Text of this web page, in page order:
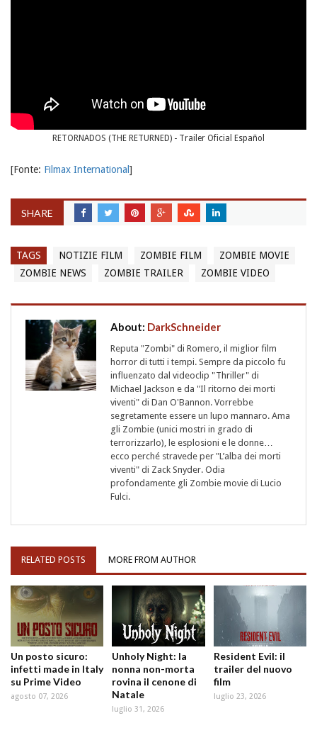
RETORNADOS (THE RETURNED) - Trailer Oficial Español
[Fonte: Filmax International]
SHARE
TAGS NOTIZIE FILM ZOMBIE FILM
ZOMBIE MOVIE
ZOMBIE NEWS
ZOMBIE TRAILER ZOMBIE VIDEO
About: DarkSchneider
Reputa "Zombi" di Romero, il miglior film
horror di tutti i tempi. Sempre da piccolo fu
influenzato dal videoclip "Thriller" di
Michael Jackson e da "Il ritorno dei morti
viventi" di Dan O'Bannon. Vorrebbe
segretamente essere un lupo mannaro. Ama
gli Zombie (unici mostri in grado di
terrorizzarlo), le esplosioni e le donne…
ecco perché stravede per "L’alba dei morti
viventi" di Zack Snyder. Odia
profondamente gli Zombie movie di Lucio
Fulci.
RELATED POSTS MORE FROM AUTHOR
Un posto sicuro:
infetti made in Italy
su Prime Video
agosto 07, 2026
Unholy Night: la
nonna non-morta
rovina il cenone di
Natale
luglio 31, 2026
Resident Evil: il
trailer del nuovo
film
luglio 23, 2026